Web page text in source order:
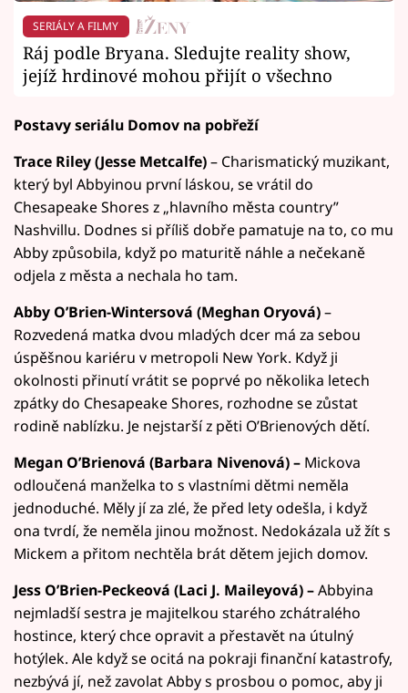
SERIÁLY A FILMY
Ráj podle Bryana. Sledujte reality show,
jejíž hrdinové mohou přijít o všechno
Postavy seriálu Domov na pobřeží
Trace Riley (Jesse Metcalfe)– Charismatický muzikant,
který byl Abbyinou první láskou, se vrátil do
Chesapeake Shores z „hlavního města country”
Nashvillu. Dodnes si příliš dobře pamatuje na to, co mu
Abby způsobila, když po maturitě náhle a nečekaně
odjela z města a nechala ho tam.
Abby O’Brien-Wintersová (Meghan Oryová)–
Rozvedená matka dvou mladých dcer má za sebou
úspěšnou kariéru v metropoli New York. Když ji
okolnosti přinutí vrátit se poprvé po několika letech
zpátky do Chesapeake Shores, rozhodne se zůstat
rodině nablízku. Je nejstarší z pěti O’Brienových dětí.
Megan O’Brienová (Barbara Nivenová) – Mickova
odloučená manželka to s vlastními dětmi neměla
jednoduché. Měly jí za zlé, že před lety odešla, i když
ona tvrdí, že neměla jinou možnost. Nedokázala už žít s
Mickem a přitom nechtěla brát dětem jejich domov.
Jess O’Brien-Peckeová (Laci J. Maileyová) –Abbyina
nejmladší sestra je majitelkou starého zchátralého
hostince, který chce opravit a přestavět na útulný
hotýlek. Ale když se ocitá na pokraji finanční katastrofy,
nezbývá jí, než zavolat Abby s prosbou o pomoc, aby ji